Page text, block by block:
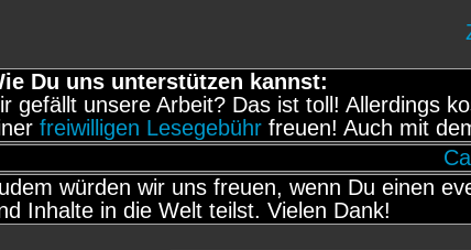
Du uns unterstützen kannst:
gefällt unsere Arbeit? Das ist toll! Allerdings
freiwilligen Lesegebührfreuen! Auch mit
würden wir uns freuen, wenn Du einen
Inhalte in die Welt teilst. Vielen Dank!